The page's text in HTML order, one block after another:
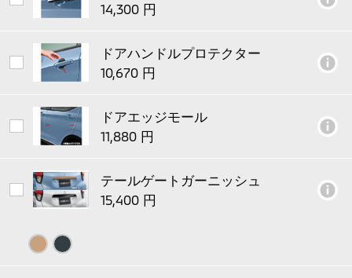
ドアハンドルプロテクター
ドアエッジモール
テールゲートガーニッシュ